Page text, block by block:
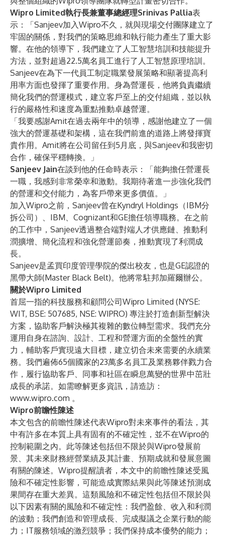
Wipro Limited執行長兼董事總經理Srinivas Pallia表
示：「Sanjeev加入Wipro不久，就與現場交付團隊建立了
牢固的關係，對我們的策略思維和執行能力產生了重大影
響。在他的領導下，我們建立了人工智慧培訓和技能提升
方法，並對超過22.5萬名員工進行了人工智慧原理培訓。
Sanjeev在為下一代員工制定職業發展策略和顯著提高利
用率方面也發揮了重要作用。身為營運長，他將負責繼續
簡化我們的營運模式，建立客戶至上的交付組織，並以執
行的嚴格性和速度為重點推動卓越營運。
「我要感謝Amit在過去兩年中的領導，感謝他建立了一個
強大的營運基礎和架構，這在我們前進的道路上將發揮寶
貴作用。Amit將在公司留任到5月底，與Sanjeev和我密切
合作，確保平穩轉換。」
Sanjeev Jain在談到他的任命時表示：「能夠擔任營運長
一職，我感到非常榮幸和激動。我期待著進一步強化我們
的營運和交付能力，為客戶帶來更多價值。」
加入Wipro之前，Sanjeev曾在Kyndryl Holdings（IBM分
拆公司）、IBM、Cognizant和GE擔任領導職務。在之前
的工作中，Sanjeev透過整合端對端人才供應鏈、推動利
潤擴增、簡化流程和強化營運節奏，推動實現了利潤成
長。
Sanjeev是孟買印度管理學院的傑出校友，也是GE認證的
黑帶大師(Master Black Belt)。他將常駐邦加羅爾辦公。
關於Wipro Limited
首屈一指的科技服務和顧問公司Wipro Limited (NYSE:
WIT, BSE: 507685, NSE: WIPRO) 專注於打造創新型解決
方案，協助客戶解決極其複雜的數位轉型需求。我們充分
運用自身在諮詢、設計、工程和營運方面的全盤性的實
力，輔助客戶實現遠大目標，建立切合未來需要的永續業
務。我們遍佈65個國家的23萬多名員工及業務夥伴戮力合
作，履行協助客戶、同事和社區在瞬息萬變的世界中茁壯
成長的承諾。如需瞭解更多資訊，請造訪：
www.wipro.com 。
Wipro前瞻性陳述
本文包含的前瞻性陳述代表Wipro對未來事件的看法，其
中有許多在本質上具有固有的不確定性，並不在Wipro的
控制範圍之內。此等陳述包括但不限於與Wipro發展前
景、其未來財務經營業績及其計畫、預期成就和發展意圖
有關的陳述。Wipro提醒讀者，本文中的前瞻性陳述受風
險和不確定性影響，可能造成實際結果與此等陳述預測成
果間存在重大差異。這類風險和不確定性包括但不限於與
以下因素有關的風險和不確定性：我們盈餘、收入和利潤
的波動；我們創造和管理成長、完成擬議之企業行動的能
力；IT服務領域的激烈競爭；我們保持成本優勢的能力；